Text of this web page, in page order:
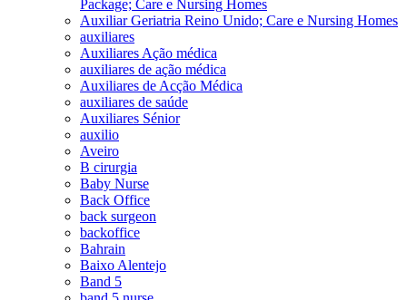
Package; Care e Nursing Homes
Auxiliar Geriatria Reino Unido; Care e Nursing Homes
auxiliares
Auxiliares Ação médica
auxiliares de ação médica
Auxiliares de Acção Médica
auxiliares de saúde
Auxiliares Sénior
auxilio
Aveiro
B cirurgia
Baby Nurse
Back Office
back surgeon
backoffice
Bahrain
Baixo Alentejo
Band 5